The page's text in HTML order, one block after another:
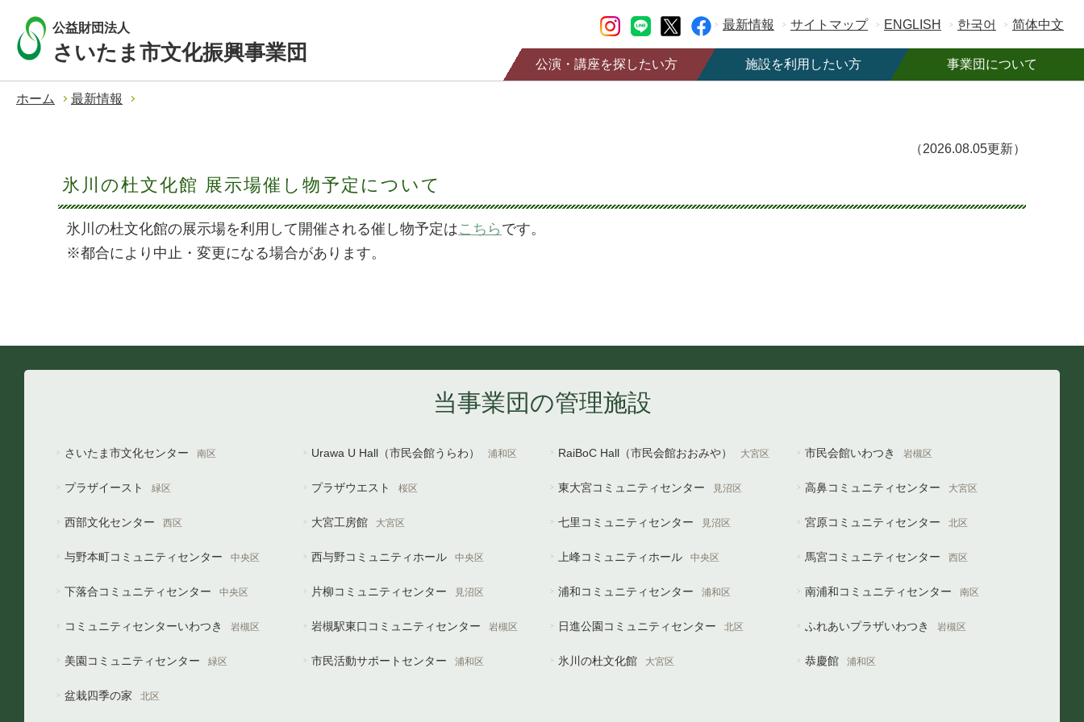
公益財団法人
さいたま市文化振興事業団 公演・講座を探したい方 施設を利用したい方 事業団について
最新情報 サイトマップ ENGLISH 한국어 简体中文
ホーム 最新情報
（2026.08.05更新）
氷川の杜文化館 展示場催し物予定について
氷川の杜文化館の展示場を利用して開催される催し物予定はこちら です。
※都合により中止・変更になる場合があります。
当事業団の管理施設
さいたま市文化センター 南区 Urawa U Hall（市民会館うらわ） 浦和区 RaiBoC Hall（市民会館おおみや） 大宮区 市民会館いわつき 岩槻区
プラザイースト 緑区 プラザウエスト 桜区 東大宮コミュニティセンター 見沼区 高鼻コミュニティセンター 大宮区
西部文化センター 西区 大宮工房館 大宮区 七里コミュニティセンター 見沼区 宮原コミュニティセンター 北区
与野本町コミュニティセンター 中央区 西与野コミュニティホール 中央区 上峰コミュニティホール 中央区 馬宮コミュニティセンター 西区
下落合コミュニティセンター 中央区 片柳コミュニティセンター 見沼区 浦和コミュニティセンター 浦和区 南浦和コミュニティセンター 南区
コミュニティセンターいわつき 岩槻区 岩槻駅東口コミュニティセンター 岩槻区 日進公園コミュニティセンター 北区 ふれあいプラザいわつき 岩槻区
美園コミュニティセンター 緑区 市民活動サポートセンター 浦和区 氷川の杜文化館 大宮区 恭慶館 浦和区
盆栽四季の家 北区